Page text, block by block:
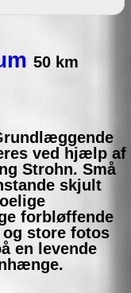
50 km
ved hjælp af
Strohn. Små
skjult
forbløffende
store fotos
en levende